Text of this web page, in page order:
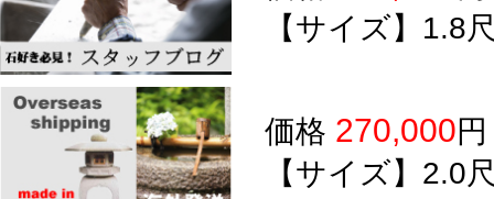
【サイズ】1.8
価格 270,000
【サイズ】2.0